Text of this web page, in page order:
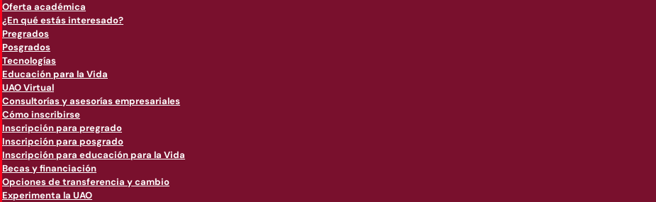
Oferta académica
¿En qué estás interesado?
Pregrados
Posgrados
Tecnologías
Educación para la Vida
UAO Virtual
Consultorías y asesorías empresariales
Cómo inscribirse
Inscripción para pregrado
Inscripción para posgrado
Inscripción para educación para la Vida
Becas y financiación
Opciones de transferencia y cambio
Experimenta la UAO